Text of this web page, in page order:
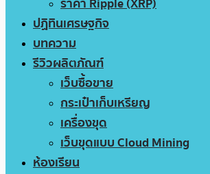
ปฏิทินเศรษฐกิจ
บทความ
รีวิวผลิตภัณฑ์
เว็บซื้อขาย
กระเป๋าเก็บเหรียญ
เครื่องขุด
เว็บขุดแบบ Cloud Mining
ห้องเรียน